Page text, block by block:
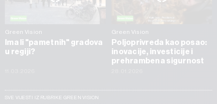
Green Vision
Ima li "pametnih" gradova
u regiji?
Green Vision
Poljoprivreda kao posao:
inovacije, investicije i
prehrambena sigurnost
SVE VIJESTI IZ RUBRIKE GREEN VISION